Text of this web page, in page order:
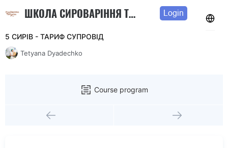
ШКОЛА СИРОВАРІННЯ ТЕТЯНИ ДЯДЕЧКО Login
5 СИРІВ - ТАРИФ СУПРОВІД
Tetyana Dyadechko
Course program